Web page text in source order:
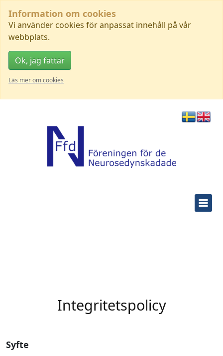
Information om cookies
Vi använder cookies för anpassat innehåll på vår
webbplats.
Ok, jag fattar
Läs mer om cookies
Integritetspolicy
Syfte